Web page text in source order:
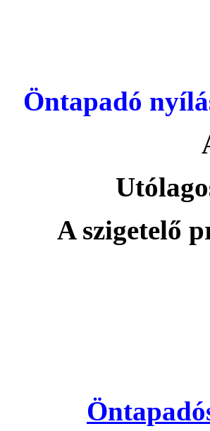
Öntapadó
A szigetelő